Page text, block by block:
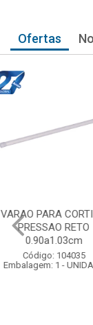
Ofertas
VARAO PARA
PRESSAO
Código:
Embalagem: 1 -